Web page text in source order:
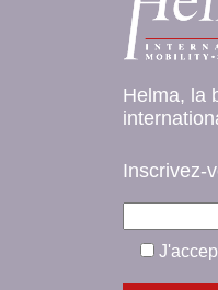
Helma, la
Inscrivez-